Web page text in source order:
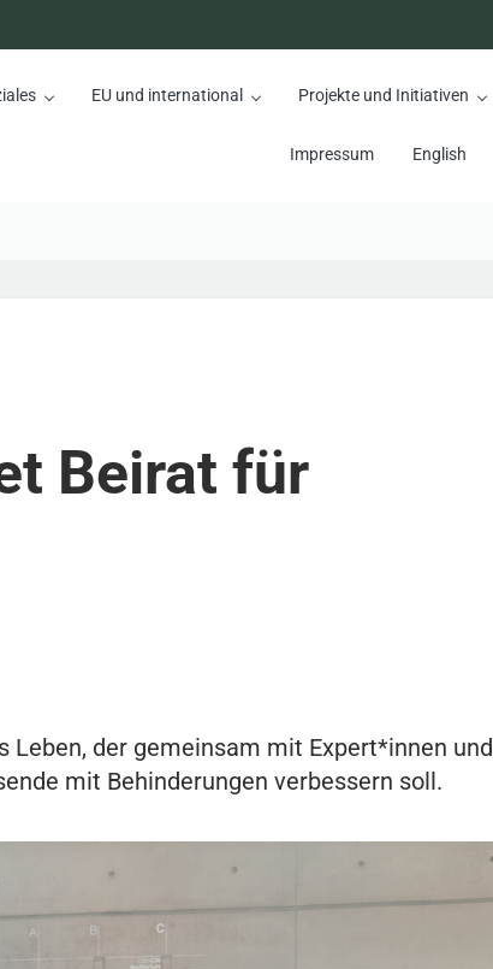
EU und international Projekte und Initiativen
Impressum English
Beirat für
der gemeinsam mit Expert*innen und
mit Behinderungen verbessern soll.